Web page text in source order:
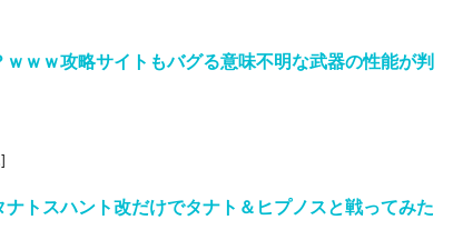
ｗｗｗ攻略サイトもバグる意味不明な武器の性能が判
ナトスハント改だけでタナト＆ヒプノスと戦ってみた